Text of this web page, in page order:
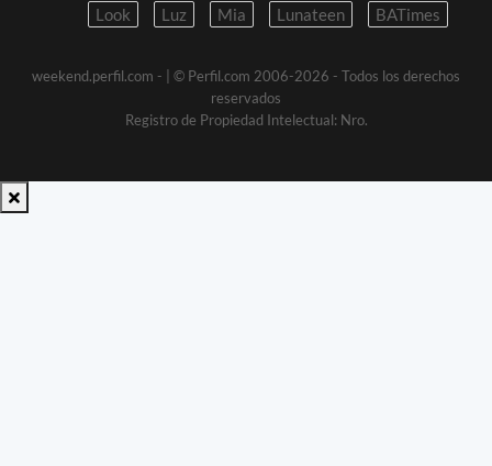
Look
Luz Mia Lunateen BATimes
weekend.perfil.com -
| © Perfil.com 2006-2026 - Todos los derechos
reservados
Registro de Propiedad Intelectual: Nro.